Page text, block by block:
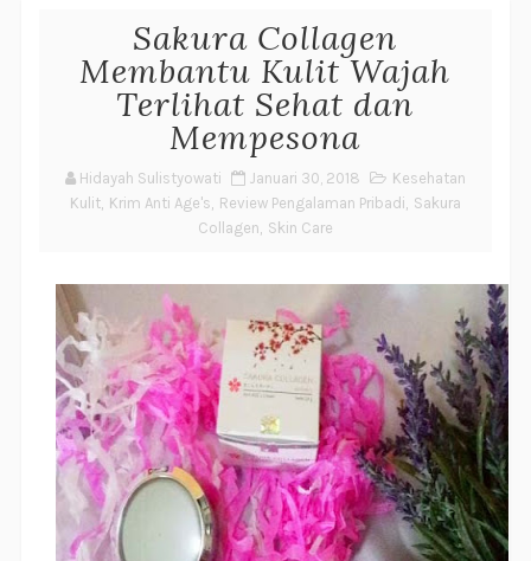
Sakura Collagen
Membantu Kulit Wajah
Terlihat Sehat dan
Mempesona
Hidayah Sulistyowati Januari 30, 2018
Kesehatan
Kulit, Krim Anti Age's, Review Pengalaman Pribadi, Sakura
Collagen, Skin Care